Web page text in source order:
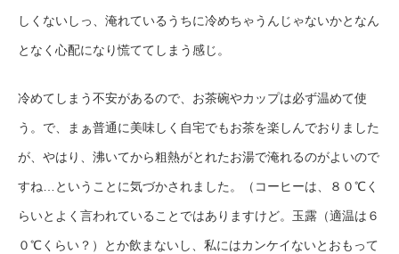
しくないしっ、淹れているうちに冷めちゃうんじゃないかとなん
となく心配になり慌ててしまう感じ。
冷めてしまう不安があるので、お茶碗やカップは必ず温めて使
う。で、まぁ普通に美味しく自宅でもお茶を楽しんでおりました
が、やはり、沸いてから粗熱がとれたお湯で淹れるのがよいので
すね…ということに気づかされました。（コーヒーは、８０℃く
らいとよく言われていることではありますけど。玉露（適温は６
０℃くらい？）とか飲まないし、私にはカンケイないとおもって